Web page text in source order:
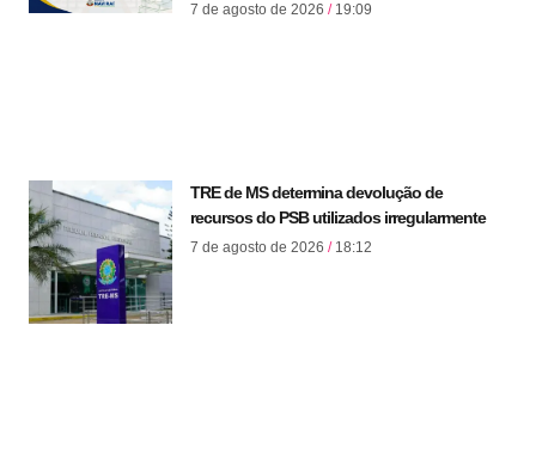
7 de agosto de 2026 19:09
TRE de MS determina devolução de
recursos do PSB utilizados irregularmente
7 de agosto de 2026 18:12